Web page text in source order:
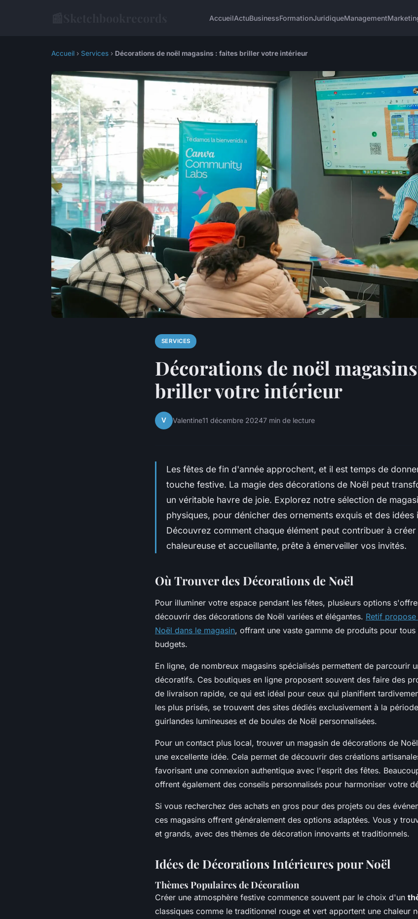
AccueilActuBusinessFormationJuridiqueManagement
Accueil › Services › Décorations de noël magasins : faites briller votre intérieur
SERVICES
Décorations de noël
briller votre intérieur
V Valentine11 décembre 20247 min de lecture
Les fêtes de fin d'année approchent, et il est temps de
touche festive. La magie des décorations de Noël peut
un véritable havre de joie. Explorez notre sélection de
physiques, pour dénicher des ornements exquis et des idées
Découvrez comment chaque élément peut contribuer à
chaleureuse et accueillante, prête à émerveiller vos invités.
Où Trouver des Décorations de Noël
Pour illuminer votre espace pendant les fêtes, plusieurs options
découvrir des décorations de Noël variées et élégantes. Retif
Noël dans le magasin, offrant une vaste gamme de produits pour
budgets.
En ligne, de nombreux magasins spécialisés permettent de parcourir
décoratifs. Ces boutiques en ligne proposent souvent des faire des
de livraison rapide, ce qui est idéal pour ceux qui planifient
les plus prisés, se trouvent des sites dédiés exclusivement à la
guirlandes lumineuses et de boules de Noël personnalisées.
Pour un contact plus local, trouver un magasin de décorations de
une excellente idée. Cela permet de découvrir des créations
favorisant une connexion authentique avec l'esprit des fêtes.
offrent également des conseils personnalisés pour harmoniser votre
Si vous recherchez des achats en gros pour des projets ou des
ces magasins offrent généralement des options adaptées. Vous y
et grands, avec des thèmes de décoration innovants et traditionnels.
Idées de Décorations Intérieures pour Noël
Thèmes Populaires de Décoration
Créer une atmosphère festive commence souvent par le choix d'un
classiques comme le traditionnel rouge et vert apportent une chaleur